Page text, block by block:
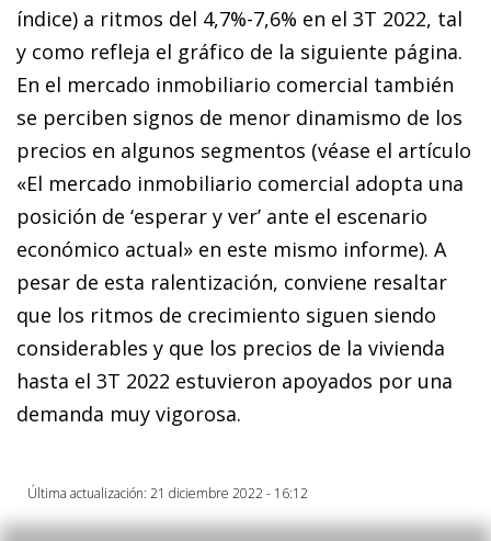
índice) a ritmos del 4,7%-7,6% en el 3T 2022, tal
y como refleja el gráfico de la siguiente página.
En el mercado inmobiliario comercial también
se perciben signos de menor dinamismo de los
precios en algunos segmentos (véase el artículo
«El mercado inmobiliario comercial adopta una
posición de ‘esperar y ver’ ante el escenario
económico actual» en este mismo informe). A
pesar de esta ralentización, conviene resaltar
que los ritmos de crecimiento siguen siendo
considerables y que los precios de la vivienda
hasta el 3T 2022 estuvieron apoyados por una
demanda muy vigorosa.
Última actualización: 21 diciembre 2022 - 16:12